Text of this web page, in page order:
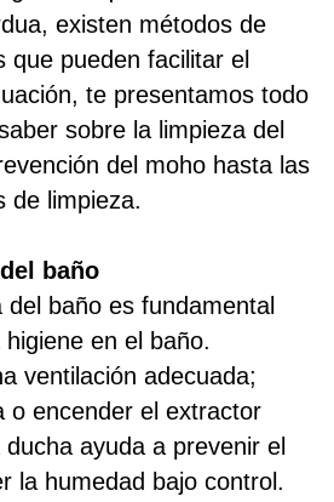
existen métodos de
que pueden facilitar el
te presentamos todo
sobre la limpieza del
del moho hasta las
de limpieza.
baño
del baño es fundamental
en el baño.
ventilación adecuada;
o encender el extractor
ayuda a prevenir el
la humedad bajo control.